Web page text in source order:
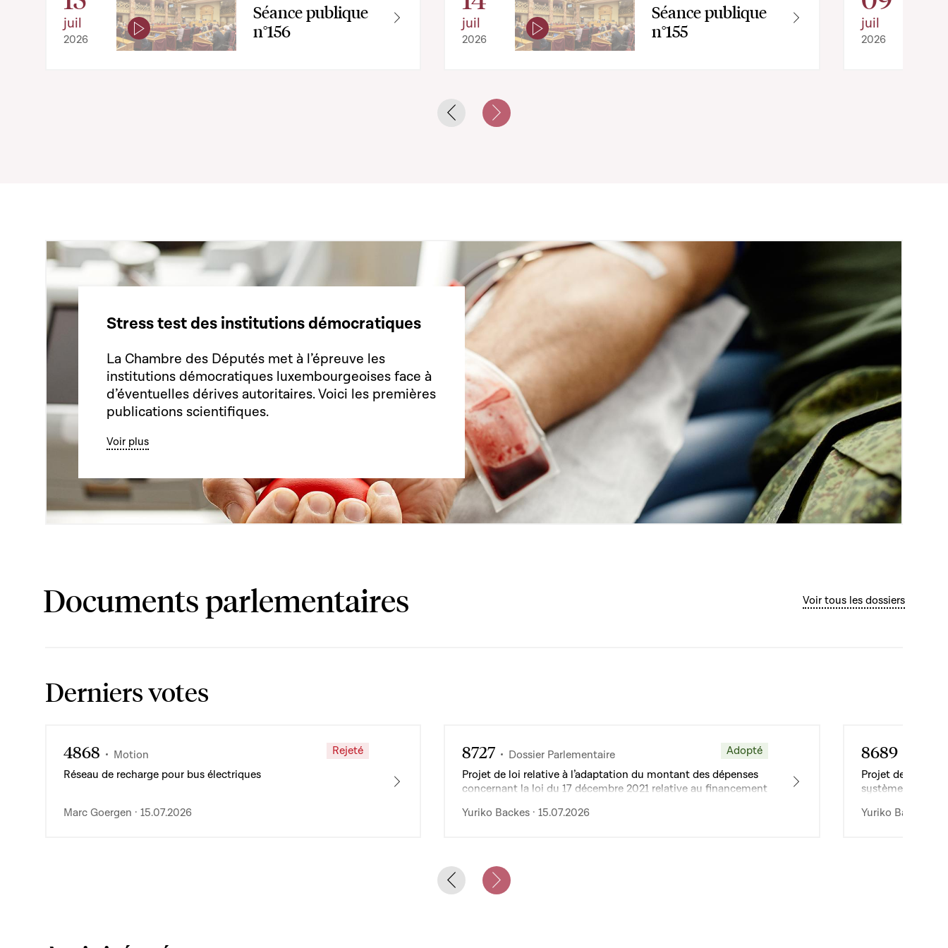
juil
2026
Séance publique
n°156
juil
2026
Séance publique
n°155
juil
2026
Previous slide
Next slide
Stress test des institutions démocratiques
La Chambre des Députés met à l’épreuve les
institutions démocratiques luxembourgeoises face à
d’éventuelles dérives autoritaires. Voici les premières
publications scientifiques.
Voir plus
Documents parlementaires Voir tous les dossiers
Derniers votes
4868 Motion
Rejeté
Réseau de recharge pour bus électriques
Marc Goergen · 15.07.2026
8727 Dossier Parlementaire
Adopté
Projet de loi relative à l’adaptation du montant des dépenses
concernant la loi du 17 décembre 2021 relative au financement
Yuriko Backes · 15.07.2026
8689
Projet de loi
systèmes de
Yuriko Backes ·
Previous slide
Next slide